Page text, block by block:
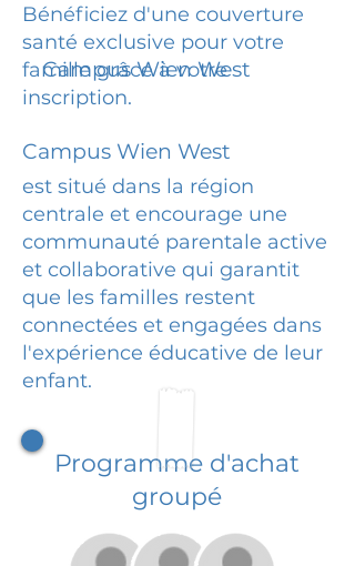
Bénéficiez d'une couverture
santé exclusive pour votre
famille grâce à votre
inscription.
Campus Wien West
Campus Wien West
est situé dans la région
centrale et encourage une
communauté parentale active
et collaborative qui garantit
que les familles restent
connectées et engagées dans
l'expérience éducative de leur
enfant.
Programme d'achat
groupé